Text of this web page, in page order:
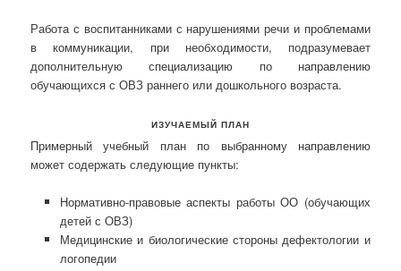
Работа с воспитанниками с нарушениями речи и проблемами
в коммуникации, при необходимости, подразумевает
дополнительную специализацию по направлению
обучающихся с ОВЗ раннего или дошкольного возраста.
ИЗУЧАЕМЫЙ ПЛАН
Примерный учебный план по выбранному направлению
может содержать следующие пункты:
Нормативно-правовые аспекты работы ОО (обучающих
детей с ОВЗ)
Медицинские и биологические стороны дефектологии и
логопедии